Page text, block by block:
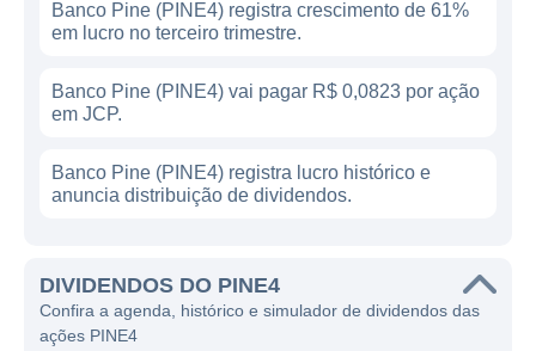
Banco Pine (PINE4) registra crescimento de 61%
em lucro no terceiro trimestre.
Banco Pine (PINE4) vai pagar R$ 0,0823 por ação
em JCP.
Banco Pine (PINE4) registra lucro histórico e
anuncia distribuição de dividendos.
DIVIDENDOS DO PINE4
Confira a agenda, histórico e simulador de dividendos das
ações PINE4